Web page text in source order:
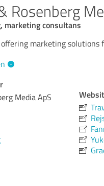
Rosenberg
consultans
marketing solutions
Media ApS